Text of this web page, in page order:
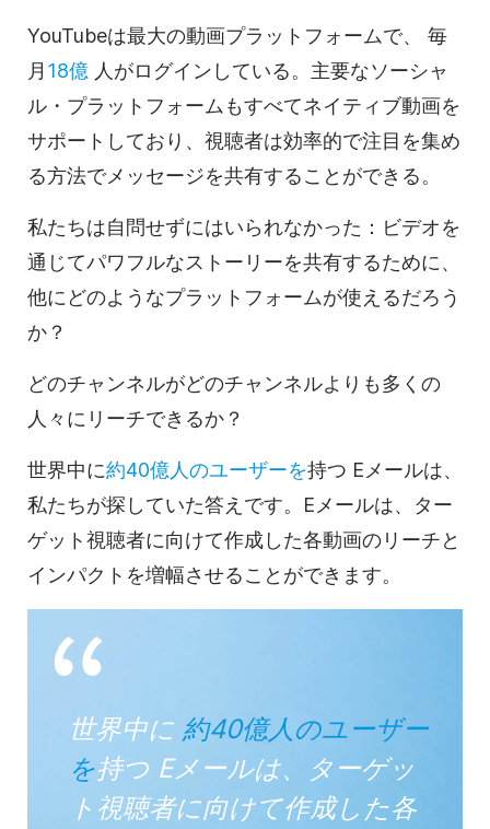
YouTubeは最大の動画プラットフォームで、 毎
月 18億 人がログインしている。主要なソーシャ
ル・プラットフォームもすべてネイティブ動画を
サポートしており、視聴者は効率的で注目を集め
る方法でメッセージを共有することができる。
私たちは自問せずにはいられなかった： ビデオを
通じてパワフルなストーリーを共有するために、
他にどのようなプラットフォームが使えるだろう
か？
どのチャンネルがどのチャンネルよりも多くの
人々にリーチできるか？
世界中に約40億人のユーザーを持つ Eメールは、
私たちが探していた答えです。Eメールは、ター
ゲット視聴者に向けて作成した各動画のリーチと
インパクトを増幅させることができます。
世界中に 約40億人のユーザー
を持つ Eメールは、ターゲッ
ト視聴者に向けて作成した各